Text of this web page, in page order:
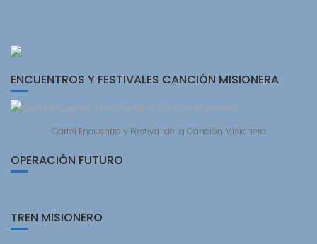
ENCUENTROS Y FESTIVALES CANCIÓN MISIONERA
Cartel Encuentro y Festival de la Canción Misionera
OPERACIÓN FUTURO
TREN MISIONERO